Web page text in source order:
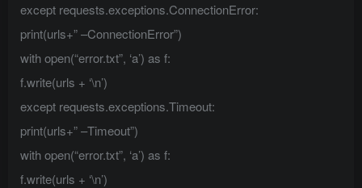
except requests.exceptions.ConnectionError:
print(urls+” –ConnectionError”)
with open(“error.txt”, ‘a’) as f:
f.write(urls + ‘\n’)
except requests.exceptions.Timeout:
print(urls+” –Timeout”)
with open(“error.txt”, ‘a’) as f:
f.write(urls + ‘\n’)